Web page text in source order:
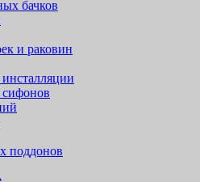
бачков
и раковин
поддонов